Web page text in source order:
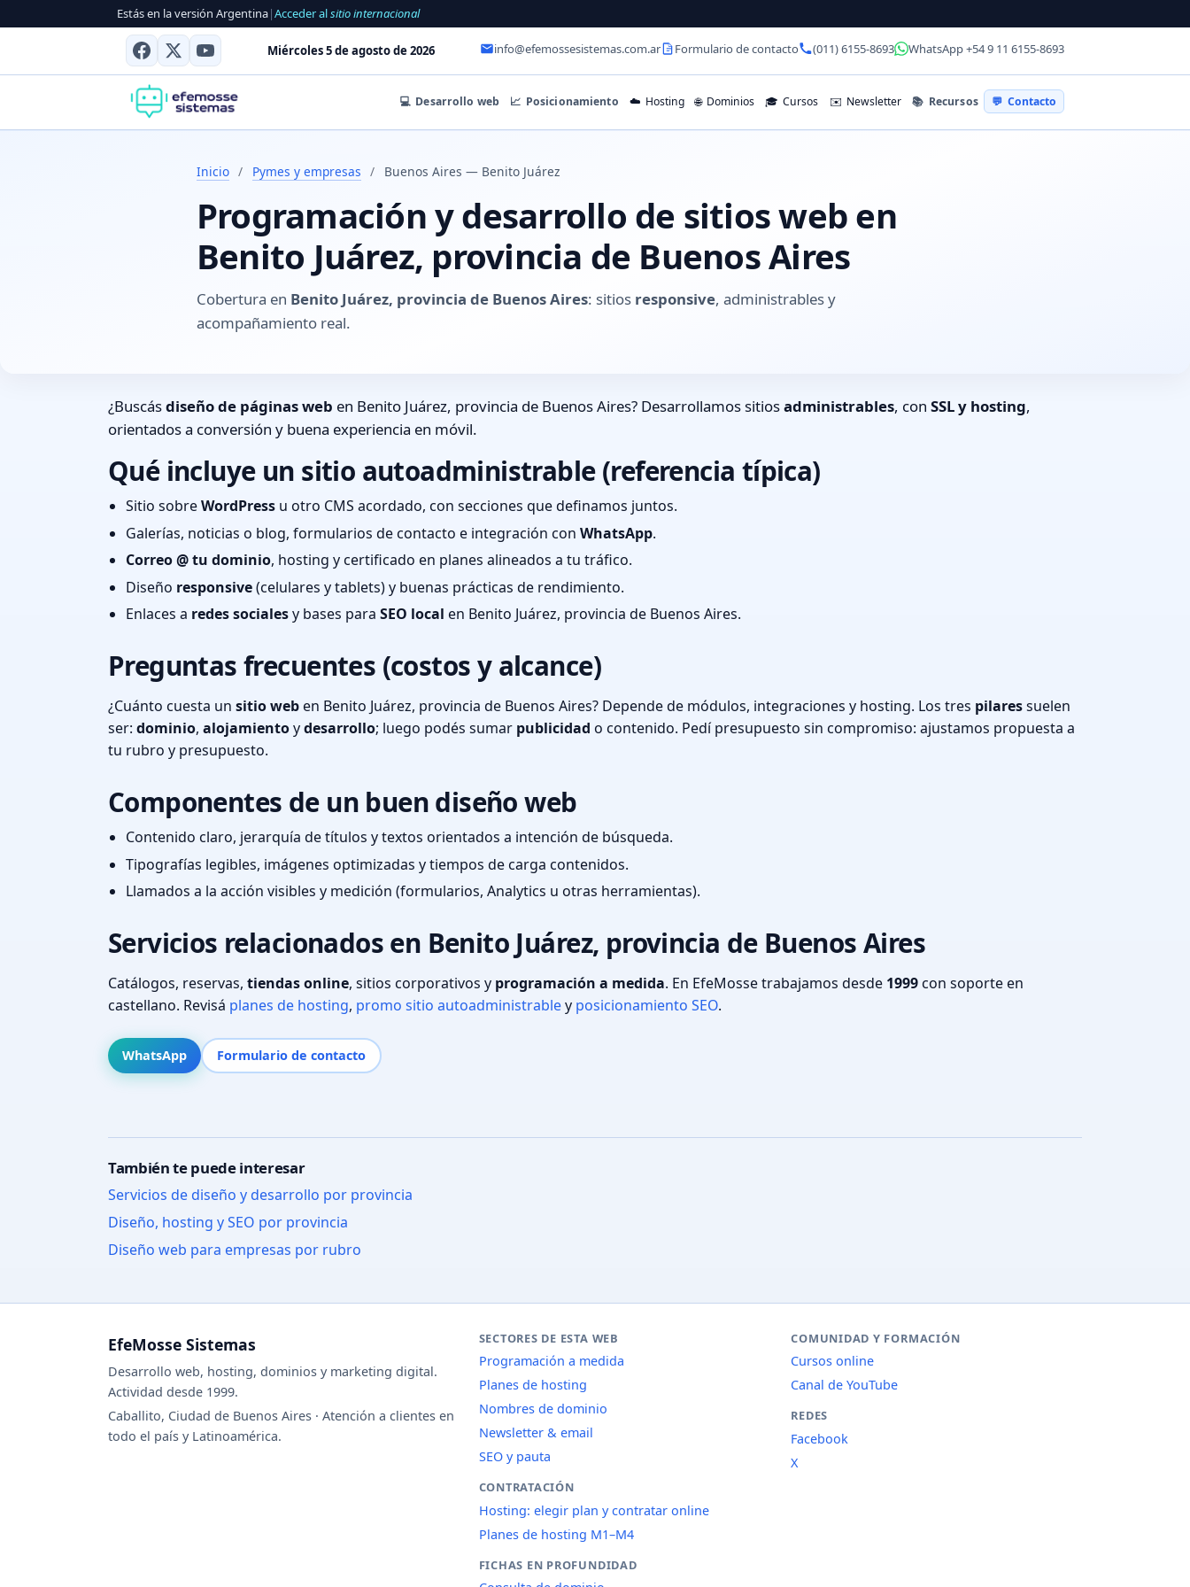
Estás en la versión Argentina|Acceder alsitio internacional
Miércoles 5 de agosto de 2026 info@efemossesistemas.com.ar Formulario de contacto (011) 6155-8693 WhatsApp +54 9 11 6155-8693
💻 Desarrollo web 📈 Posicionamiento ☁️ Hosting 🌐 Dominios 🎓 Cursos ✉️ Newsletter 📚 Recursos 💬 Contacto
Inicio / Pymes y empresas / Buenos Aires — Benito Juárez
Programación y desarrollo de sitios web en
Benito Juárez, provincia de Buenos Aires
Cobertura en Benito Juárez, provincia de Buenos Aires: sitios responsive, administrables y
acompañamiento real.
¿Buscásdiseño de páginas web en Benito Juárez, provincia de Buenos Aires? Desarrollamos sitiosadministrables, con SSL y hosting,
orientados a conversión y buena experiencia en móvil.
Qué incluye un sitio autoadministrable (referencia típica)
Sitio sobreWordPress u otro CMS acordado, con secciones que definamos juntos.
Galerías, noticias o blog, formularios de contacto e integración con WhatsApp.
Correo @ tu dominio, hosting y certificado en planes alineados a tu tráfico.
Diseño responsive(celulares y tablets) y buenas prácticas de rendimiento.
Enlaces a redes socialesy bases para SEO local en Benito Juárez, provincia de Buenos Aires.
Preguntas frecuentes (costos y alcance)
¿Cuánto cuesta un sitio weben Benito Juárez, provincia de Buenos Aires? Depende de módulos, integraciones y hosting. Los tres pilaressuelen
ser: dominio, alojamientoydesarrollo; luego podés sumar publicidad o contenido. Pedí presupuesto sin compromiso: ajustamos propuesta a
tu rubro y presupuesto.
Componentes de un buen diseño web
Contenido claro, jerarquía de títulos y textos orientados a intención de búsqueda.
Tipografías legibles, imágenes optimizadas y tiempos de carga contenidos.
Llamados a la acción visibles y medición (formularios, Analytics u otras herramientas).
Servicios relacionados en Benito Juárez, provincia de Buenos Aires
Catálogos, reservas, tiendas online, sitios corporativos y programación a medida. En EfeMosse trabajamos desde 1999con soporte en
castellano. Revisá planes de hosting, promo sitio autoadministrabley posicionamiento SEO.
WhatsApp Formulario de contacto
También te puede interesar
Servicios de diseño y desarrollo por provincia
Diseño, hosting y SEO por provincia
Diseño web para empresas por rubro
EfeMosse Sistemas
Desarrollo web, hosting, dominios y marketing digital.
Actividad desde 1999.
Caballito, Ciudad de Buenos Aires · Atención a clientes en
todo el país y Latinoamérica.
SECTORES DE ESTA WEB
Programación a medida
Planes de hosting
Nombres de dominio
Newsletter & email
SEO y pauta
CONTRATACIÓN
Hosting: elegir plan y contratar online
Planes de hosting M1–M4
FICHAS EN PROFUNDIDAD
COMUNIDAD Y FORMACIÓN
Cursos online
Canal de YouTube
REDES
Facebook
X